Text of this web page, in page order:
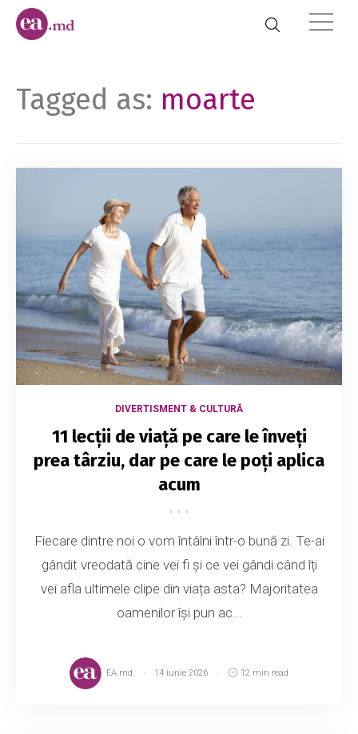
Tagged as: moarte
DIVERTISMENT & CULTURĂ
11 lecții de viață pe care le înveți
prea târziu, dar pe care le poți aplica
acum
Fiecare dintre noi o vom întâlni într-o bună zi. Te-ai
gândit vreodată cine vei fi și ce vei gândi când îți
vei afla ultimele clipe din viața asta? Majoritatea
oamenilor își pun ac...
EA.md 14 iunie 2026 12 min read